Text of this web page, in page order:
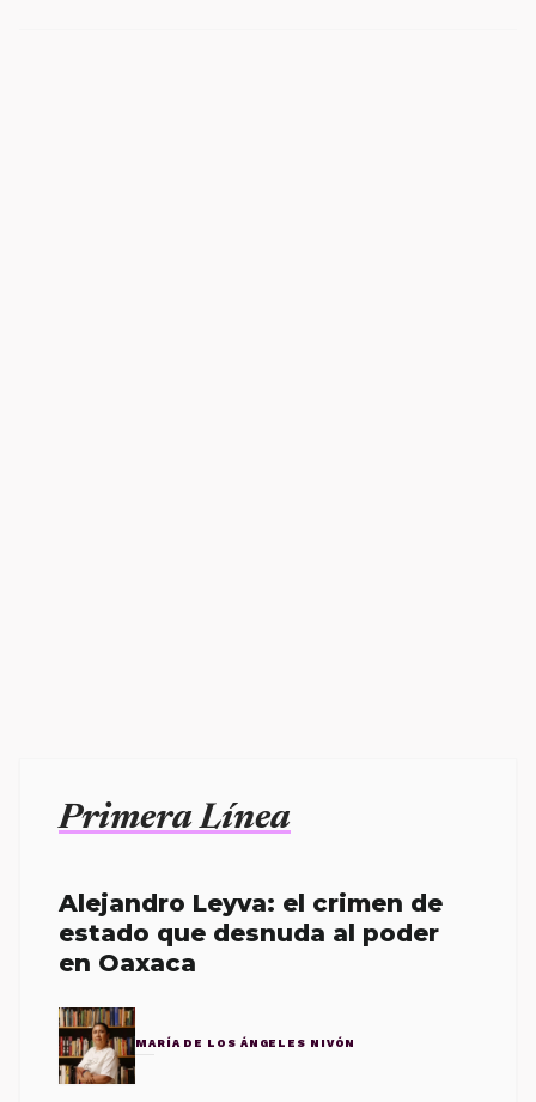
Primera Línea
Alejandro Leyva: el crimen de
estado que desnuda al poder
en Oaxaca
MARÍA DE LOS ÁNGELES NIVÓN